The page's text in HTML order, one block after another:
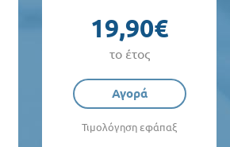
19,90€
το έτος
Αγορά
Τιμολόγηση εφάπαξ